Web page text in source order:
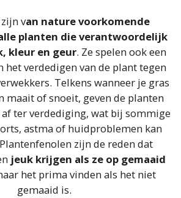
van nature voorkomende
planten die verantwoordelijk
kleur en geur. Ze spelen ook een
verdedigen van de plant tegen
Telkens wanneer je gras
maait of snoeit, geven de planten
ter verdediging, wat bij sommige
astma of huidproblemen kan
zijn de reden dat
jeuk krijgen als ze op gemaaid
het prima vinden als het niet
gemaaid is.